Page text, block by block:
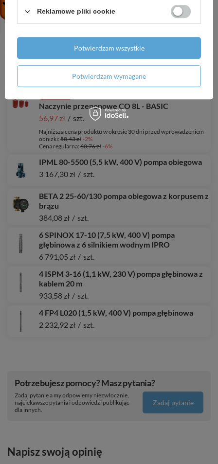
4 SD 6-20 (3 kW, 400 V) pompa głębinowa z
1 197,79 zł
szt.
CVI 15-9 T (7,5 kW, 400 V, IE3) pompa pionowa
10 801,87 zł
szt.
Naczynie przeponowe CO 8L - BASIC
56,97 zł / szt.
Najniższa cena produktu w okresie 30 dni przed wprowadzeniem
obniżki: 58,43 zł -2%
Cena regularna: 60,76 zł -6%
IPML 80-5500 (5,5 kW, 400 V) pompa obiegowa
3 167,30 zł / szt.
BETA 2 25-60/130 pompa obiegowa z korpusem z
brązu
384,08 zł / szt.
6 SPINOX 17-10 (7,5 kW, 400 V) pompa
głębinowa z 6 silnikiem wodnym IPRO
6 791,05 zł / szt.
4 ISPM 3-16 (1,1 kW, 230 V) pompa głębinowa z
kablem 20 m
933,58 zł / szt.
4 FP4 L020 (1,5 kW, 400 V) pompa głębinowa
2 232,92 zł / szt.
Potrzebujesz pomocy? Masz pytania?
Zadaj pytanie a my odpowiemy niezwłocznie,
najciekawsze pytania i odpowiedzi publikując
dla innych.
Zadaj pytanie
Napisz swoją opinię
Reklamowe pliki cookie
Potwierdzam wymagane
Potwierdzam wszystkie